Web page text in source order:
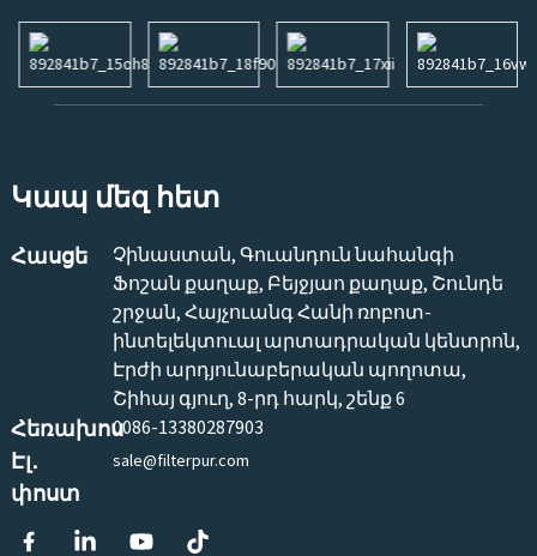
Կապ մեզ հետ
Հասցե
Չինաստան, Գուանդուն նահանգի
Ֆոշան քաղաք, Բեյջյաո քաղաք, Շունդե
շրջան, Հայչուանգ Հանի ռոբոտ-
ինտելեկտուալ արտադրական կենտրոն,
Էրժի արդյունաբերական պողոտա,
Շիհայ գյուղ, 8-րդ հարկ, շենք 6
Հեռախոս0086-13380287903
Էլ․
փոստ
sale@filterpur.com